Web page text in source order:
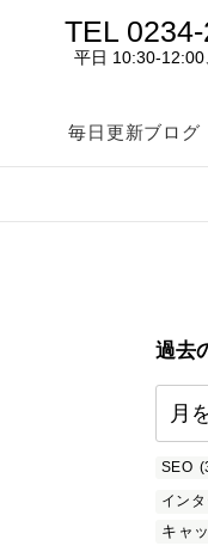
TEL
平日 10:30-
毎日更新ブログ
過去
SEO
イン
キャ